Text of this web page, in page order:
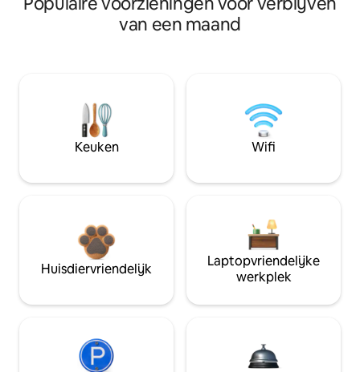
van een maand
Keuken Wifi
Huisdiervriendelijk
Laptopvriendelijke
werkplek